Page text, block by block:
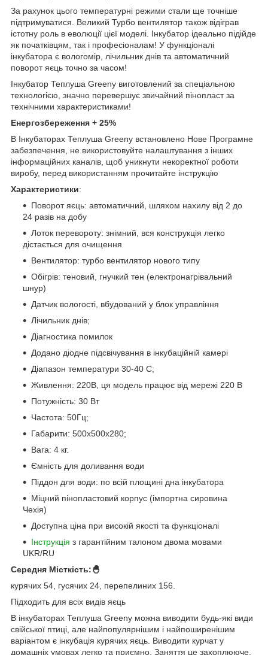
За рахунок цього температурні режими стали ще точніше
підтримуватися. Великий Турбо вентилятор також відіграв
істотну роль в еволюції цієї моделі. Інкубатор ідеально підійде
як початківцям, так і професіоналам! У функціоналі
інкубатора є вологомір, лічильник днів та автоматичний
поворот яєць точно за часом!
Інкубатор Теплуша Greeny виготовлений за спеціальною
технологією, значно перевершує звичайний пінопласт за
технічними характеристиками!
Енергозбереження + 25%
В Інкубаторах Теплуша Greeny встановлено Нове Програмне
забезпечення, не використовуйте налаштування з інших
інформаційних каналів, щоб уникнути некоректної роботи
виробу, перед використанням прочитайте інструкцію
Характеристики:
Поворот яєць: автоматичний, шляхом нахилу від 2 до
24 разів на добу
Лоток перевороту: знімний, вся конструкція легко
дістається для очищення
Вентилятор: турбо вентилятор нового типу
Обігрів: теновий, гнучкий тен (електронагрівальний
шнур)
Датчик вологості, вбудований у блок управління
Лічильник днів;
Діагностика помилок
Додано діодне підсвічування в інкубаційній камері
Діапазон температури 30-40 С;
Живлення: 220В, ця модель працює від мережі 220 В
Потужність: 30 Вт
Частота: 50Гц;
Габарити: 500х500х280;
Вага: 4 кг.
Ємність для доливання води
Піддон для води: по всій площині дна інкубатора
Міцний пінопластовий корпус (імпортна сировина
Чехія)
Доступна ціна при високій якості та функціоналі
Інструкція з гарантійним талоном двома мовами
UKR/RU
Середня Місткість:🐣
курячих 54, гусячих 24, перепелиних 156.
Підходить для всіх видів яєць
В інкубаторах Теплуша Greeny можна виводити будь-які види
свійської птиці, але найпопулярнішим і найпоширенішим
варіантом є інкубація курячих яєць. Виводити курчат у
домашніх умовах легко та приємно. Заняття це захоплююче,